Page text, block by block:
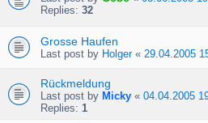
Replies: 32
Grosse Haufen
Last post by Holger« 29.04.2005
Rückmeldung
Last post by Micky « 04.04.2005
Replies: 1